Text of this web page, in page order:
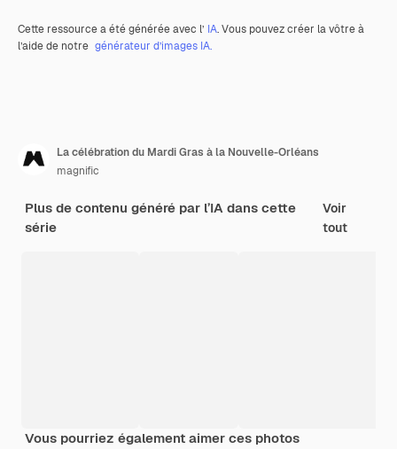
Cette ressource a été générée avec l’ IA. Vous pouvez créer la vôtre à
l’aide de notre générateur d’images IA.
La célébration du Mardi Gras à la Nouvelle-Orléans
magnific
Plus de contenu généré par l’IA dans cette
série
Voir
tout
Vous pourriez également aimer ces photos